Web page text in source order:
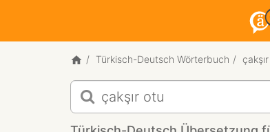
Türkisch-Deutsch Wörterbuch
Türkisch-
Deutsch
Übersetzung